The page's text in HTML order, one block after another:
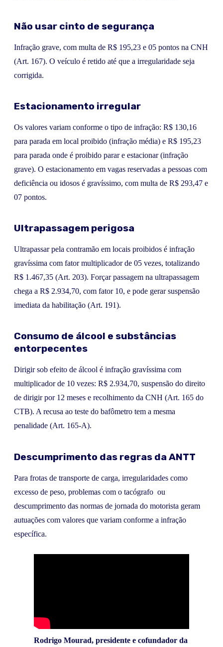
Não usar cinto de segurança
Infração grave, com multa de R$ 195,23 e 05 pontos na CNH
(Art. 167). O veículo é retido até que a irregularidade seja
corrigida.
Estacionamento irregular
Os valores variam conforme o tipo de infração: R$ 130,16
para parada em local proibido (infração média) e R$ 195,23
para parada onde é proibido parar e estacionar (infração
grave). O estacionamento em vagas reservadas a pessoas com
deficiência ou idosos é gravíssimo, com multa de R$ 293,47 e
07 pontos.
Ultrapassagem perigosa
Ultrapassar pela contramão em locais proibidos é infração
gravíssima com fator multiplicador de 05 vezes, totalizando
R$ 1.467,35 (Art. 203). Forçar passagem na ultrapassagem
chega a R$ 2.934,70, com fator 10, e pode gerar suspensão
imediata da habilitação (Art. 191).
Consumo de álcool e substâncias
entorpecentes
Dirigir sob efeito de álcool é infração gravíssima com
multiplicador de 10 vezes: R$ 2.934,70, suspensão do direito
de dirigir por 12 meses e recolhimento da CNH (Art. 165 do
CTB). A recusa ao teste do bafômetro tem a mesma
penalidade (Art. 165-A).
Descumprimento das regras da ANTT
Para frotas de transporte de carga, irregularidades como
excesso de peso, problemas com o tacógrafo ou
descumprimento das normas de jornada do motorista geram
autuações com valores que variam conforme a infração
específica.
Rodrigo Mourad, presidente e cofundador da